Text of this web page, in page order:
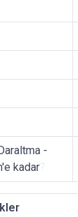
-
kadar